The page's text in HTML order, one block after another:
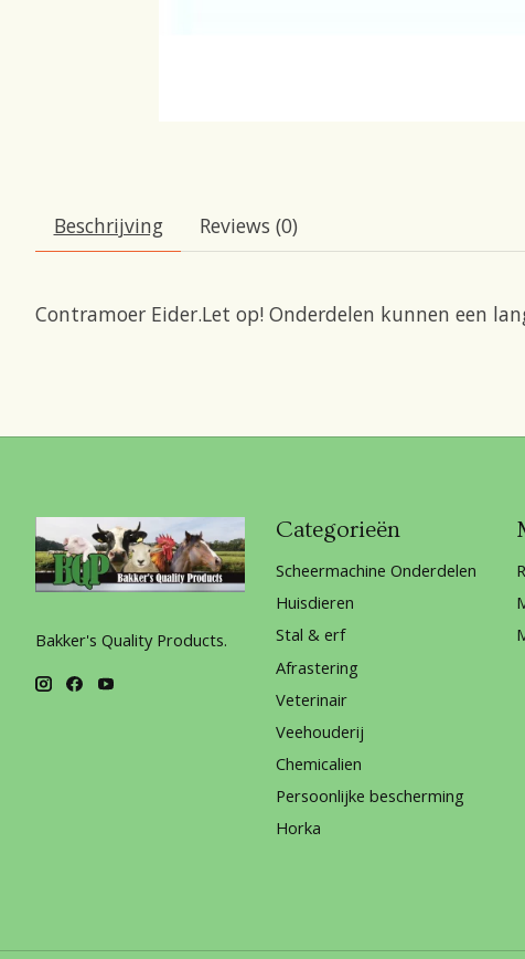
Beschrijving Reviews (0)
Contramoer Eider.Let op! Onderdelen kunnen een
Bakker's Quality Products.
Categorieën
Scheermachine Onderdelen
Huisdieren
Stal & erf
Afrastering
Veterinair
Veehouderij
Chemicalien
Persoonlijke bescherming
Horka